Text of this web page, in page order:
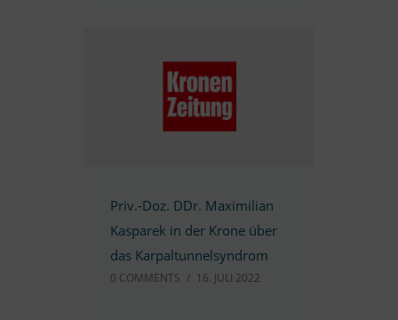
Priv.-Doz. DDr. Ma­xi­mi­lian
Kas­pa­rek in der Krone über
das Karpaltunnelsyndrom
0 COMM­ENTS / 16. JULI 2022